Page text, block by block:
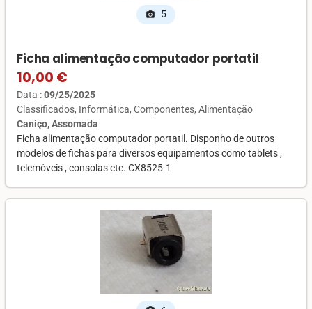
photo_camera 5
Ficha alimentação computador portatil
10,00 €
Data :09/25/2025
Classificados Informática Componentes Alimentação
Caniço, Assomada
Ficha alimentação computador portatil. Disponho de outros
modelos de fichas para diversos equipamentos como tablets ,
telemóveis , consolas etc. CX8525-1